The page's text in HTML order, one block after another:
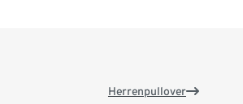
Herrenpullover